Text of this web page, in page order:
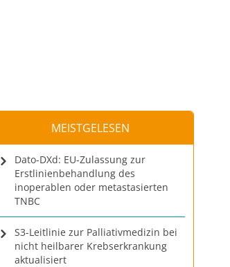
MEISTGELESEN
Dato-DXd: EU-Zulassung zur
Erstlinienbehandlung des
inoperablen oder metastasierten
TNBC
S3-Leitlinie zur Palliativmedizin bei
nicht heilbarer Krebserkrankung
aktualisiert